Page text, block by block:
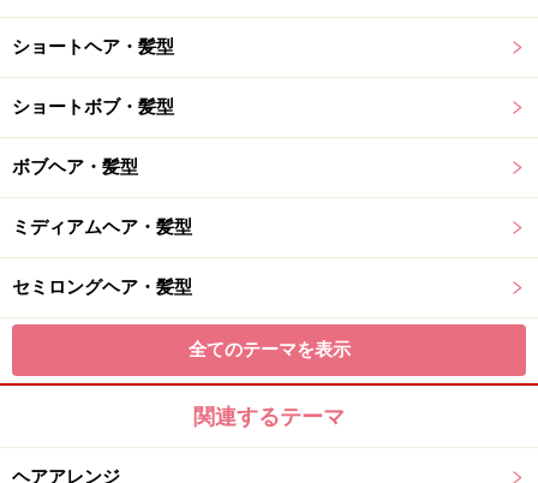
ショートヘア・髪型
ショートボブ・髪型
ボブヘア・髪型
ミディアムヘア・髪型
セミロングヘア・髪型
全てのテーマを表示
関連するテーマ
ヘアアレンジ